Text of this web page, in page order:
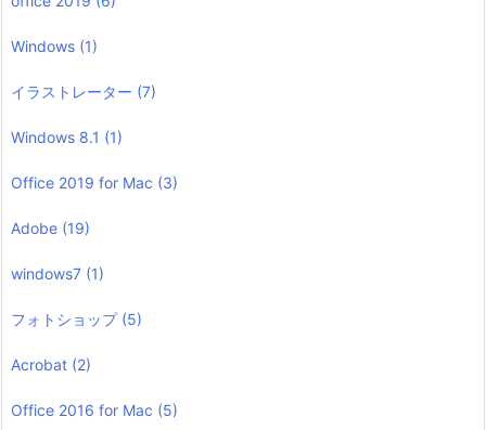
Windows (1)
イラストレーター (7)
Windows 8.1 (1)
Office 2019 for Mac (3)
Adobe (19)
windows7 (1)
フォトショップ (5)
Acrobat (2)
Office 2016 for Mac (5)